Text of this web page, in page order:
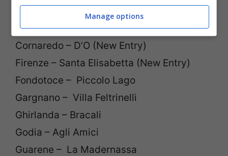
Colle di Val d’Elsa – Arnolfo
Concesio – Miramonti l’Altro
Cornaredo – D’O (New Entry)
Firenze – Santa Elisabetta (New Entry)
Fondotoce – Piccolo Lago
Gargnano – Villa Feltrinelli
Ghirlanda – Bracali
Godia – Agli Amici
Guarene – La Madernassa
Manage options